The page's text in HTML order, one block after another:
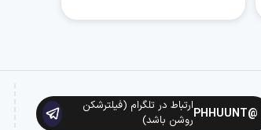
@PHHUUNT
ارتباط در تلگرام (فیلترشکن
روشن باشد)